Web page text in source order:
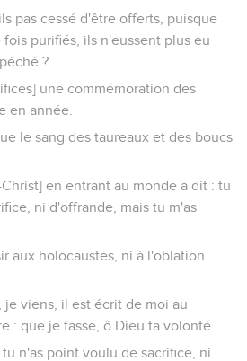
pas cessé d'être offerts, puisque
purifiés, ils n'eussent plus eu
?
une commémoration des
en année.
le sang des taureaux et des boucs
en entrant au monde a dit : tu
ni d'offrande, mais tu m'as
aux holocaustes, ni à l'oblation
viens, il est écrit de moi au
: que je fasse, ô Dieu ta volonté.
n'as point voulu de sacrifice, ni